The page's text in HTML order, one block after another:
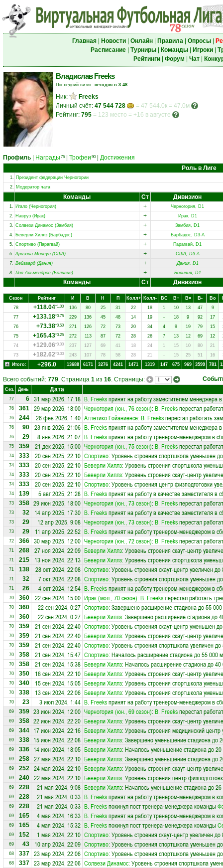
Главная| Новости| Онлайн| Правила| Опросы|
Расписание| Турниры| Команды| Игроки|
Рейтинги| Форум Чат|
Владислав Freeks
Последний визит: сегодня в 3:48
Ник:
Freeks
Личный счёт: 47 544 728
= 47 544.0к = 47.0м
Рейтинг: 795 = 123 место = +16 в августе
Профиль Награды 75 Трофеи 90| Достижения
Роль в Лиге
1. Президент федерации Черногории
2. Модератор чата
Команды Ст Дивизион
1. Игало (Черногория) +
Черногория, D1
2. Навруз (Ирак) +
Ирак, D1
3. Солвези Динамос (Замбия) +
Замбия, D1
4. Беверли Хиллз (Барбадос) +
Барбадос, D3-A
5. Спортиво (Парагвай) +
Парагвай, D1
6. Аризона Монсун (США) +
США, D3-A
7. Вейгаард (Дания) +
Дания, D1
8. Лос Альмендрос (Боливия) + Боливия, D1
Команды Ст Дивизион
Сезон Рейтинг И В Н П Колл+ Колл- ВC В+ В= В- Вo
78
+118.04*1.00 136 80 25 31 22 18 1 10 13 47
9
77
+133.18*0.75 229 136 45 48 14 19 - 18 9 92 17
76
+73.38*0.50 271 126 72 73 20 34 4 9 19 79 15
75
+165.43*0.25 272 113 87 72 28 26 7 13 12 69 12
74
+129.06*0.00 237 127 69 41 18 24 1 15 10 80 21
73
+182.62*0.00 243 107 78 58 28 21 - 15 25 51 16
Итого:
+296.0 13688 6171 3276 4241 1471 1319 147 675 969 3599 781
Всего событий: 779. Страница 1 из 16. Страницы:
Сез. День Дата
77 6 31 мар 2026, 17:18 В. Freeksпринят на работу заместителем менеджера
76 361 29 мар 2026, 18:00 Черногория (юн., 76 сезон): В. Freeksперестал
76 244 26 фев 2026, 1:40 Атлетико Гойаниенсе: В. Freeksперестал работать
76 90 23 янв 2026, 21:06 В. Freeksпринят на работу заместителем менеджера
76 29 8 янв 2026, 21:07 В. Freeksпринят на работу тренером-менеджером в
75 359 21 дек 2025, 15:00 Черногория (юн., 75 сезон): В. Freeksперестал
74 333 20 сен 2025, 22:10 Спортиво: Уровень строения спортшкола уменьшен
74 333 20 сен 2025, 22:10 Беверли Хиллз: Уровень строения спортшкола
74 333 20 сен 2025, 22:10 Беверли Хиллз: Уровень строения скаут-центр
74 333 20 сен 2025, 22:10 Спортиво: Уровень строения центр физподготовки
74 139 5 авг 2025, 21:28 В. Freeksпринят на работу в качестве заместителя в
73 358 29 июн 2025, 18:00 Черногория (юн., 73 сезон): В. Freeksперестал
73 32 14 апр 2025, 17:30 В. Freeksпринят на работу в качестве заместителя в
73 29 12 апр 2025, 9:08 Черногория (юн., 73 сезон): В. Freeksперестал
73 29 11 апр 2025, 22:52 В. Freeksпринят на работу тренером-менеджером в
72 366 30 мар 2025, 12:00 Черногория (юн., 72 сезон): В. Freeksперестал
71 268 27 ноя 2024, 22:09 Беверли Хиллз: Уровень строения скаут-центр
71 215 13 ноя 2024, 22:13 Беверли Хиллз: Уровень строения спортшкола
71 138 28 окт 2024, 22:08 Спортиво: Уровень строения скаут-центр увеличен до
71 32 7 окт 2024, 22:08 Спортиво: Уровень строения спортшкола уменьшен
71 26 4 окт 2024, 12:54 В. Freeksпринят на работу тренером-менеджером в
70 360 22 сен 2024, 15:00 Ирак (мол., 70 сезон): В. Freeksперестал работать
70 360 22 сен 2024, 0:27 Спортиво: Завершено расширение стадиона до 55
70 360 22 сен 2024, 0:27 Беверли Хиллз: Завершено расширение стадиона до
70 359 21 сен 2024, 22:40 Спортиво: Уровень строения скаут-центр уменьшен
70 359 21 сен 2024, 22:40 Беверли Хиллз: Уровень строения скаут-центр
70 359 21 сен 2024, 22:40 Спортиво: Уровень строения спортшкола увеличен до
70 358 21 сен 2024, 15:47 Спортиво: Началось расширение стадиона до 55 000
70 358 21 сен 2024, 15:38 Беверли Хиллз: Началось расширение стадиона до 40
70 350 18 сен 2024, 22:10 Беверли Хиллз: Уровень строения скаут-центр
70 340 15 сен 2024, 15:05 Беверли Хиллз: Уровень строения спортшкола
70 338 13 сен 2024, 22:06 Беверли Хиллз: Уровень строения спортшкола
70 23 3 июл 2024, 1:44 В. Freeksпринят на работу тренером-менеджером в
69 359 23 июн 2024, 12:00 Черногория (юн., 69 сезон): В. Freeksперестал
69 358 22 июн 2024, 22:20 Беверли Хиллз: Уровень строения скаут-центр
69 344 17 июн 2024, 22:16 Беверли Хиллз: Уровень строения медицинский
69 338 15 июн 2024, 22:08 Беверли Хиллз: Завершено уменьшение стадиона до
69 336 14 июн 2024, 18:05 Беверли Хиллз: Началось уменьшение стадиона до 20
69 258 27 мая 2024, 22:10 Беверли Хиллз: Завершено уменьшение стадиона до
69 252 24 мая 2024, 22:10 Беверли Хиллз: Уровень строения скаут-центр
69 240 22 мая 2024, 22:10 Беверли Хиллз: Уровень строения центр
69 228 21 мая 2024, 9:08 Беверли Хиллз: Началось уменьшение стадиона до 26
69 228 21 мая 2024, 0:33 В. Freeksпринят на работу тренером-менеджером в
69 228 21 мая 2024, 0:33 В. Freeksпокинул пост тренера-менеджера команды
69 165 4 мая 2024, 16:33 В. Freeksпринят на работу тренером-менеджером в
69 165 4 мая 2024, 15:32 В. Freeksпокинул пост тренера-менеджера команды
69 152 1 мая 2024, 22:10 Спортиво: Уровень строения скаут-центр увеличен до
69 43 10 апр 2024, 22:09 Спортиво: Уровень строения спортшкола уменьшен
68 337 23 мар 2024, 22:06 Спортиво: Уровень строения спортшкола уменьшен
68 337 23 мар 2024, 22:06 Солвези Динамос: Уровень строения спортшкола